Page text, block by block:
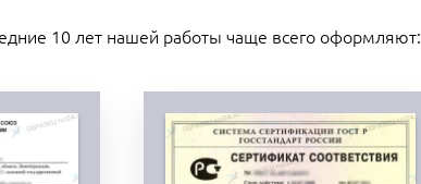
10 лет нашей работы чаще всего оформляют: